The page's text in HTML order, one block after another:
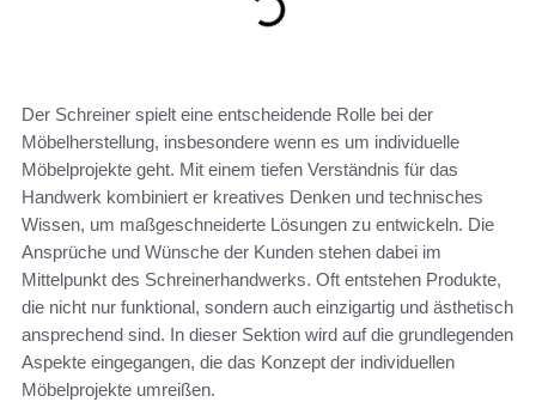
Der Schreiner spielt eine entscheidende Rolle bei der
Möbelherstellung, insbesondere wenn es um individuelle
Möbelprojekte geht. Mit einem tiefen Verständnis für das
Handwerk kombiniert er kreatives Denken und technisches
Wissen, um maßgeschneiderte Lösungen zu entwickeln. Die
Ansprüche und Wünsche der Kunden stehen dabei im
Mittelpunkt des Schreinerhandwerks. Oft entstehen Produkte,
die nicht nur funktional, sondern auch einzigartig und ästhetisch
ansprechend sind. In dieser Sektion wird auf die grundlegenden
Aspekte eingegangen, die das Konzept der individuellen
Möbelprojekte umreißen.